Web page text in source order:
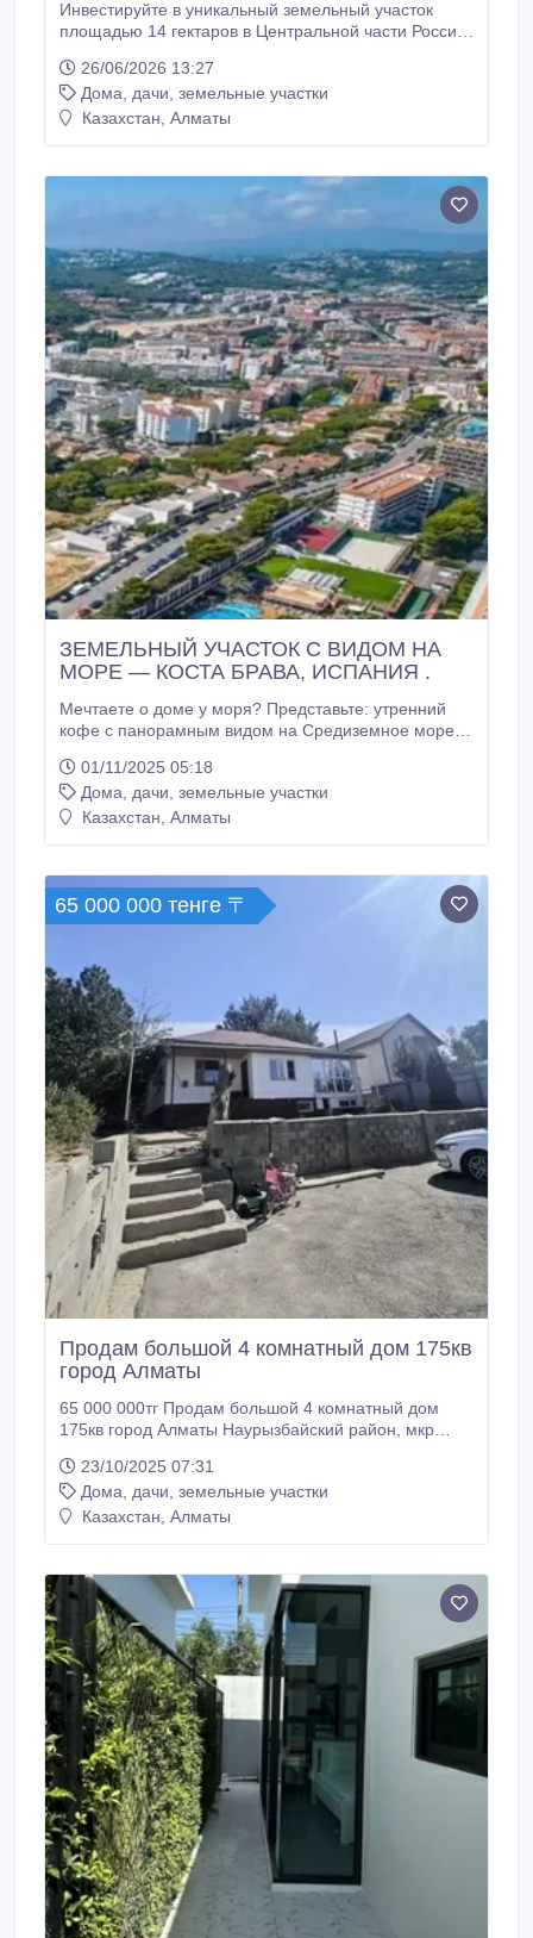
Инвестируйте в уникальный земельный участок
площадью 14 гектаров в Центральной части России!
земельный участок площадью 14 гектаров в
Центральной части России! Представляем
исключительную возможность для реализации
26/06/2026 13:27
Дома, дачи, земельные участки
Казахстан, Алматы
ЗЕМЕЛЬНЫЙ УЧАСТОК С ВИДОМ НА
МОРЕ — КОСТА БРАВА, ИСПАНИЯ .
Мечтаете о доме у моря? Представьте: утренний
кофе с панорамным видом на Средиземное море,
побережьем Коста Брава . - Льорет-де-Мар (район
Фенальс) — один из самых живописных уголков
побережья. - Площадь участка: 807 м² -
1.
01/11/2025 05:18
Дома, дачи, земельные участки
Казахстан, Алматы
65 000 000 тенге 〒
Прoдам большой 4 комнатный дом 175кв
город Алматы
65 000 000тг Продам большой 4 комнатный дом
175кв город Алматы Наурызбайский район, мкр
канализация септик (2), газ мaгистрaльный,
центральное водоснабжение, во дворе место для 4
авто. Площадь кухни 13, 5кв. Стены дома
панорамный балкон, два вида отопление (печное,
турбированный газовый котел) теплые полы в сан
узлах, сад (яблоня, черешня, орех), рядом школа,
детский сад и магазины.
23/10/2025 07:31
Дома, дачи, земельные участки
Казахстан, Алматы